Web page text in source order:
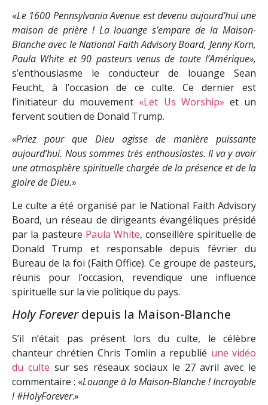
«Le 1600 Pennsylvania Avenue est devenu aujourd’hui une
maison de prière ! La louange s’empare de la Maison-
Blanche avec le National Faith Advisory Board, Jenny Korn,
Paula White et 90 pasteurs venus de toute l’Amérique»,
s’enthousiasme le conducteur de louange Sean
Feucht, à l’occasion de ce culte. Ce dernier est
l’initiateur du mouvement «Let Us Worship» et un
fervent soutien de Donald Trump.
«Priez pour que Dieu agisse de manière puissante
aujourd’hui. Nous sommes très enthousiastes. Il va y avoir
une atmosphère spirituelle chargée de la présence et de la
gloire de Dieu.»
Le culte a été organisé par le National Faith Advisory
Board, un réseau de dirigeants évangéliques présidé
par la pasteure Paula White, conseillère spirituelle de
Donald Trump et responsable depuis février du
Bureau de la foi (Faith Office). Ce groupe de pasteurs,
réunis pour l’occasion, revendique une influence
spirituelle sur la vie politique du pays.
Holy Foreverdepuis la Maison-Blanche
S’il n’était pas présent lors du culte, le célèbre
chanteur chrétien Chris Tomlin a republié une vidéo
du culte sur ses réseaux sociaux le 27 avril avec le
commentaire : «Louange à la Maison-Blanche ! Incroyable
! #HolyForever.»